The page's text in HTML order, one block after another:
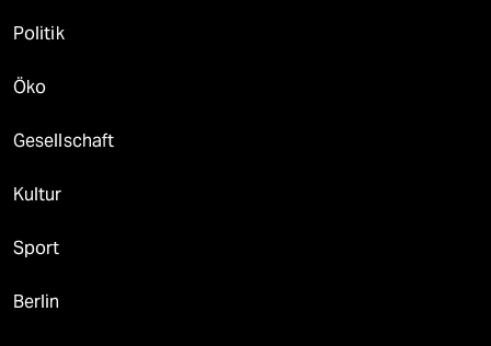
Politik
Öko
Gesellschaft
Kultur
Sport
Berlin